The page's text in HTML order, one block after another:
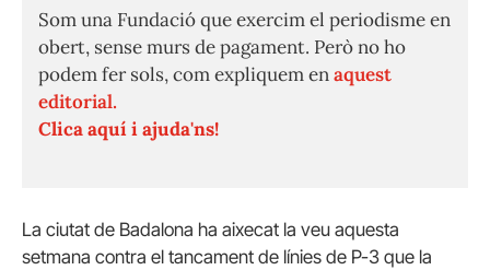
Som una Fundació que exercim el periodisme en
obert, sense murs de pagament. Però no ho
podem fer sols, com expliquem enaquest
editorial.
Clica aquí i ajuda'ns!
La ciutat de Badalona ha aixecat la veu aquesta
setmana contra el tancament de línies de P-3 que la